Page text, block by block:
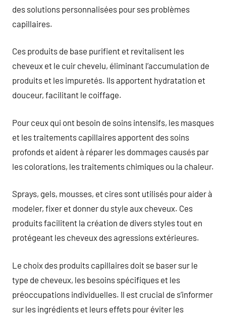
des solutions personnalisées pour ses problèmes
capillaires.
Ces produits de base purifient et revitalisent les
cheveux et le cuir chevelu, éliminant l’accumulation de
produits et les impuretés. Ils apportent hydratation et
douceur, facilitant le coiffage.
Pour ceux qui ont besoin de soins intensifs, les masques
et les traitements capillaires apportent des soins
profonds et aident à réparer les dommages causés par
les colorations, les traitements chimiques ou la chaleur.
Sprays, gels, mousses, et cires sont utilisés pour aider à
modeler, fixer et donner du style aux cheveux. Ces
produits facilitent la création de divers styles tout en
protégeant les cheveux des agressions extérieures.
Le choix des produits capillaires doit se baser sur le
type de cheveux, les besoins spécifiques et les
préoccupations individuelles. Il est crucial de s’informer
sur les ingrédients et leurs effets pour éviter les